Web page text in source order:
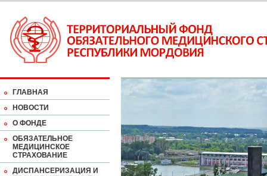
ГЛАВНАЯ
НОВОСТИ
О ФОНДЕ
ОБЯЗАТЕЛЬНОЕ
МЕДИЦИНСКОЕ
СТРАХОВАНИЕ
ДИСПАНСЕРИЗАЦИЯ И